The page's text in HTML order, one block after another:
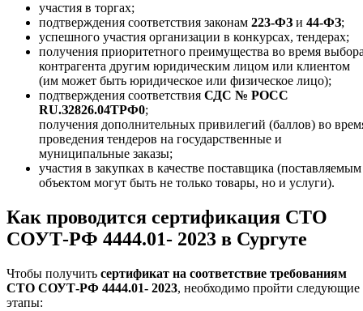
участия в торгах;
подтверждения соответствия законам 223-ФЗ и 44-ФЗ;
успешного участия организации в конкурсах, тендерах;
получения приоритетного преимущества во время
контрагента другим юридическим лицом или клиентом
(им может быть юридическое или физическое лицо);
подтверждения соответствия СДС № РОСС
RU.З2826.04ТРФ0;
получения дополнительных привилегий (баллов) во
проведения тендеров на государственные и
муниципальные заказы;
участия в закупках в качестве поставщика (поставляемым
объектом могут быть не только товары, но и услуги).
Как проводится сертификация СТО
СОУТ-РФ 4444.01- 2023 в Сургуте
Чтобы получить сертификат на соответствие требованиям
СТО СОУТ-РФ 4444.01- 2023, необходимо пройти следующие
этапы: